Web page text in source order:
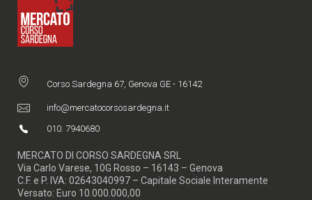
Corso Sardegna 67, Genova GE - 16142
info@mercatocorsosardegna.it
010. 7940680
MERCATO DI CORSO SARDEGNA SRL
Via Carlo Varese, 10G Rosso – 16143 – Genova
C.F. e P. IVA: 02643040997 – Capitale Sociale Interamente
Versato: Euro 10.000.000,00